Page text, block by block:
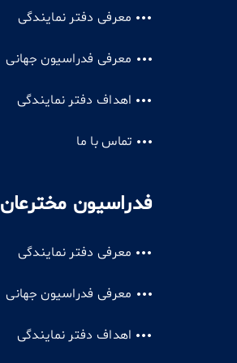
معرفی دفتر نمایندگی
معرفی فدراسیون جهانی
اهداف دفتر نمایندگی
تماس با ما
فدراسیون مخترعان
معرفی دفتر نمایندگی
معرفی فدراسیون جهانی
اهداف دفتر نمایندگی